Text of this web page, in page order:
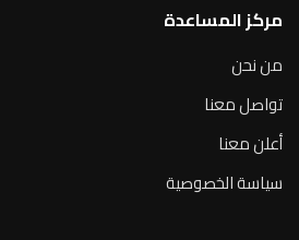
مركز المساعدة
من نحن
تواصل معنا
أعلن معنا
سياسة الخصوصية